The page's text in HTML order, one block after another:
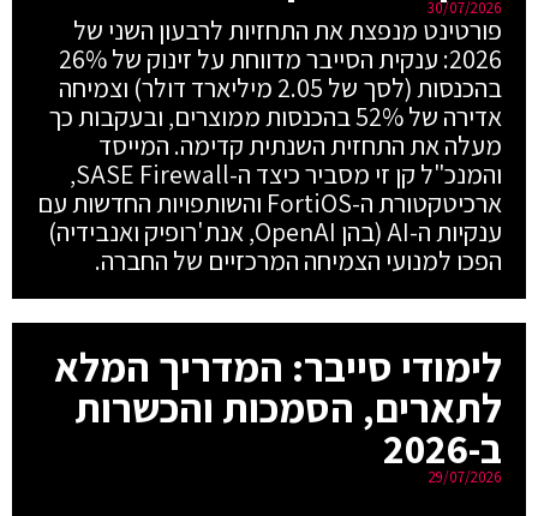
30/07/2026
פורטינט מנפצת את התחזיות לרבעון השני של
2026: ענקית הסייבר מדווחת על זינוק של 26%
בהכנסות (לסך של 2.05 מיליארד דולר) וצמיחה
אדירה של 52% בהכנסות ממוצרים, ובעקבות כך
מעלה את התחזית השנתית קדימה. המייסד
והמנכ"ל קן זי מסביר כיצד ה-SASE Firewall,
ארכיטקטורת ה-FortiOS והשותפויות החדשות עם
ענקיות ה-AI (בהן OpenAI, אנת'רופיק ואנבידיה)
הפכו למנועי הצמיחה המרכזיים של החברה.
לימודי סייבר: המדריך המלא
לתארים, הסמכות והכשרות
ב-2026
29/07/2026